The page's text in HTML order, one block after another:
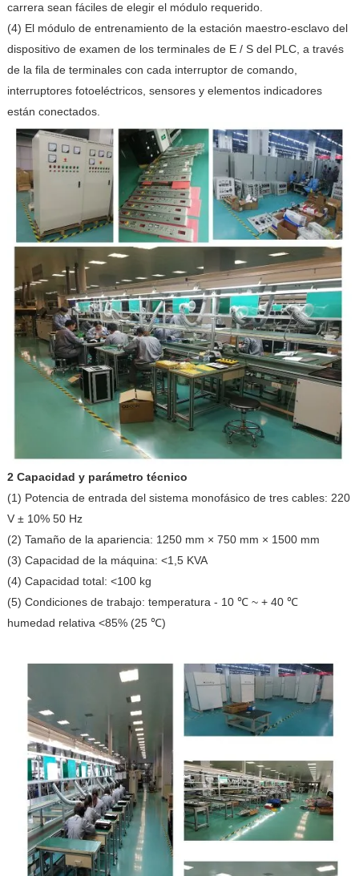
carrera sean fáciles de elegir el módulo requerido.
(4) El módulo de entrenamiento de la estación maestro-esclavo del
dispositivo de examen de los terminales de E / S del PLC, a través
de la fila de terminales con cada interruptor de comando,
interruptores fotoeléctricos, sensores y elementos indicadores
están conectados.
2 Capacidad y parámetro técnico
(1) Potencia de entrada del sistema monofásico de tres cables: 220
V ± 10% 50 Hz
(2) Tamaño de la apariencia: 1250 mm × 750 mm × 1500 mm
(3) Capacidad de la máquina: <1,5 KVA
(4) Capacidad total: <100 kg
(5) Condiciones de trabajo: temperatura - 10 ℃ ~ + 40 ℃
humedad relativa <85% (25 ℃)